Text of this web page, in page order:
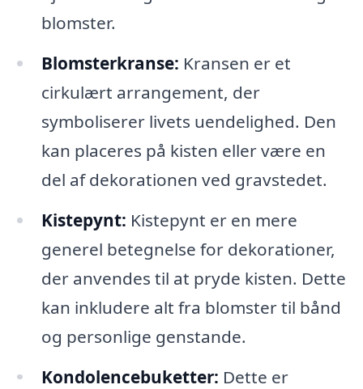
blomster.
Blomsterkranse: Kransen er et
cirkulært arrangement, der
symboliserer livets uendelighed. Den
kan placeres på kisten eller være en
del af dekorationen ved gravstedet.
Kistepynt: Kistepynt er en mere
generel betegnelse for dekorationer,
der anvendes til at pryde kisten. Dette
kan inkludere alt fra blomster til bånd
og personlige genstande.
Kondolencebuketter: Dette er